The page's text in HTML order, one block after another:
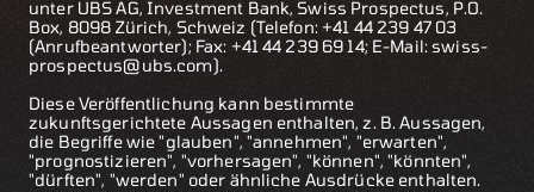
unter UBS AG, Investment Bank, Swiss Prospectus, P.O.
Box, 8098 Zürich, Schweiz (Telefon: +41 44 239 47 03
(Anrufbeantworter); Fax: +41 44 239 69 14; E-Mail:swiss-
prospectus@ubs.com).
Diese Veröffentlichung kann bestimmte
zukunftsgerichtete Aussagen enthalten, z. B. Aussagen,
die Begriffe wie "glauben", "annehmen", "erwarten",
"prognostizieren", "vorhersagen", "können", "könnten",
"dürften", "werden" oder ähnliche Ausdrücke enthalten.